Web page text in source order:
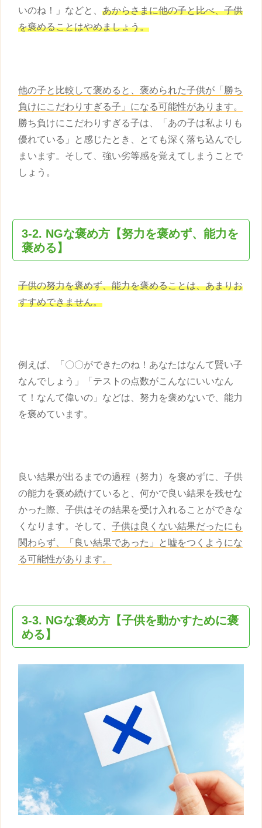
いのね！」などと、 あからさまに他の子と比べ、子供
を褒めることはやめましょう。
他の子と比較して褒めると、褒められた子供が「勝ち
負けにこだわりすぎる子」になる可能性があります。
勝ち負けにこだわりすぎる子は、「あの子は私よりも
優れている」と感じたとき、とても深く落ち込んでし
まいます。そして、強い劣等感を覚えてしまうことで
しょう。
3-2. NGな褒め方 【努力を褒めず、能力を
褒める】
子供の努力を褒めず、能力を褒めることは、あまりお
すすめできません。
例えば、「〇〇ができたのね！あなたはなんて賢い子
なんでしょう」「テストの点数がこんなにいいなん
て！なんて偉いの」などは、努力を褒めないで、能力
を褒めています。
良い結果が出るまでの過程（努力）を褒めずに、 子供
の能力を褒め続けていると、何かで良い結果を残せな
かった際、 子供はその結果を受け入れることができな
くなります。そして、 子供は良くない結果だったにも
関わらず、「良い結果であった」と嘘をつくようにな
る可能性があります。
3-3. NGな褒め方 【子供を動かすために褒
める】